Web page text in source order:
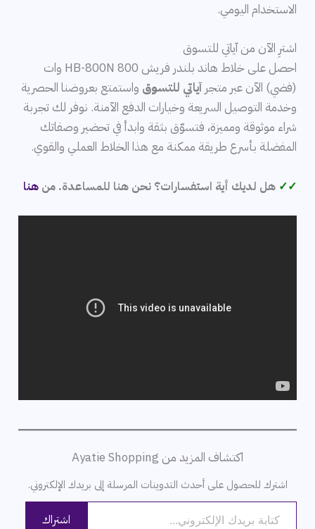
الاستخدام اليومي.
اشترِ الآن من آياتي للتسوق
احصل على خلاط هاند بلندر فريش HB-800N 800 وات
(فضي) الآن عبر متجرآياتي للتسوق واستمتع بعروضنا الحصرية
وخدمة التوصيل السريعة وخيارات الدفع الآمنة. نوفر لك تجربة
شراء موثوقة ومميزة، فتسوّق بثقة وابدأ في تحضير وصفاتك
المفضلة بأسرع طريقة ممكنة مع هذا الخلاط العملي والقوي.
✓✓ هل لديك أية استفسارات؟ نحن هنا للمساعدة. منهنا
اكتشاف المزيد من Ayatie Shopping
اشترك للحصول على أحدث التدوينات المرسلة إلى بريدك الإلكتروني.
كتابة بريدك الإلكتروني...
اشتراك